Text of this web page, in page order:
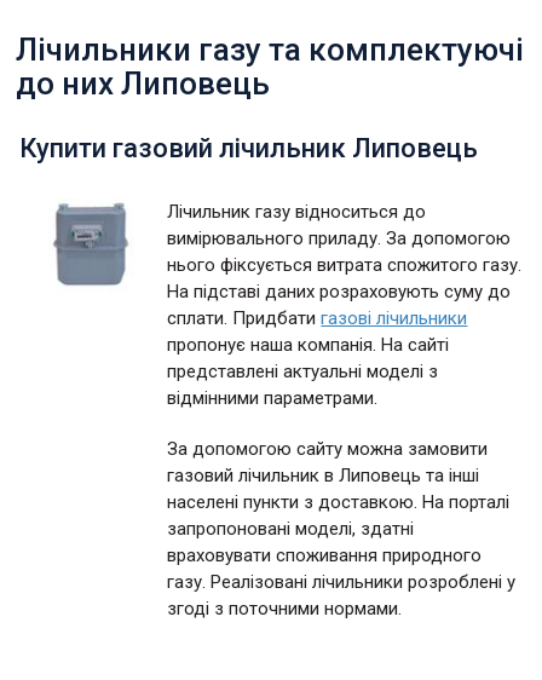
Лічильники газу та комплектуючі
до них Липовець
Купити газовий лічильник Липовець
Лічильник газу відноситься до
вимірювального приладу. За допомогою
нього фіксується витрата спожитого газу.
На підставі даних розраховують суму до
сплати. Придбатигазові лічильники
пропонує наша компанія. На сайті
представлені актуальні моделі з
відмінними параметрами.
За допомогою сайту можна замовити
газовий лічильник в Липовець та інші
населені пункти з доставкою. На порталі
запропоновані моделі, здатні
враховувати споживання природного
газу. Реалізовані лічильники розроблені у
згоді з поточними нормами.